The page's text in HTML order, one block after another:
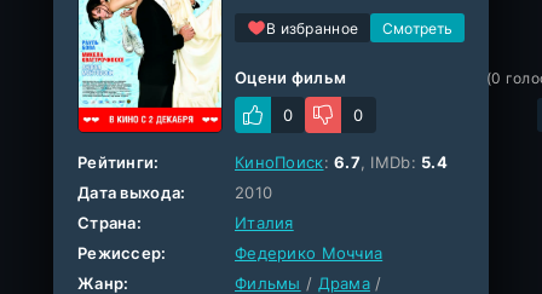
В избранное
Оцени фильм
0
0
(0
Рейтинги: КиноПоиск:6.7, IMDb: 5.4
Дата выхода:
2010
Страна:
Италия
Режиссер:
Федерико Моччиа
Жанр:
Фильмы / Драма/